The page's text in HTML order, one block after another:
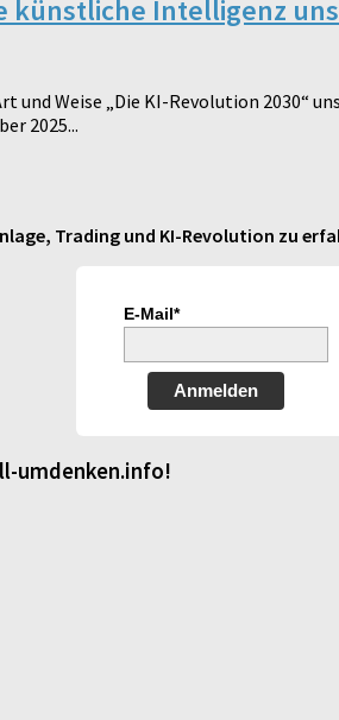
künstliche Intelligenz
und Weise „Die KI-Revolution 2030“
2025...
Trading und KI-Revolution zu
E-Mail*
Anmelden
umdenken.info!